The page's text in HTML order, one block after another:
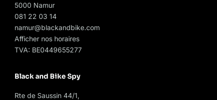
5000 Namur
081 22 03 14
namur@blackandbike.com
Afficher nos horaires
TVA: BE0449655277
Black and Bike Spy
Rte de Saussin 44/1,